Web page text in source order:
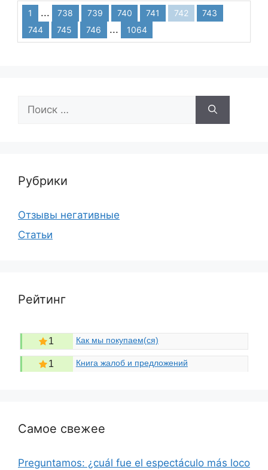
1 ... 738 739 740 741 742
743
744
745 746 ... 1064
Рубрики
Отзывы негативные
Статьи
Рейтинг
1 Как мы покупаем(ся)
1 Книга жалоб и предложений
Самое свежее
Preguntamos: ¿cuál fue el espectáculo más loco